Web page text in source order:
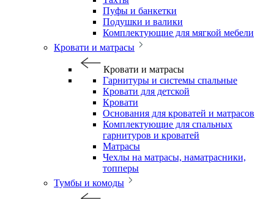
Пуфы и банкетки
Подушки и валики
Комплектующие для мягкой мебели
Кровати и матрасы
Кровати и матрасы
Гарнитуры и системы спальные
Кровати для детской
Кровати
Основания для кроватей и матрасов
Комплектующие для спальных
гарнитуров и кроватей
Матрасы
Чехлы на матрасы, наматрасники,
топперы
Тумбы и комоды